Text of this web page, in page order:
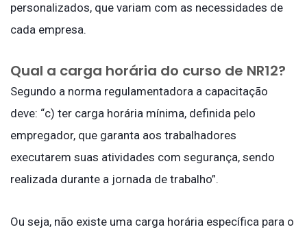
personalizados, que variam com as necessidades de
cada empresa.
Qual a carga horária do curso de NR12?
Segundo a norma regulamentadora a capacitação
deve: “c) ter carga horária mínima, definida pelo
empregador, que garanta aos trabalhadores
executarem suas atividades com segurança, sendo
realizada durante a jornada de trabalho”.
Ou seja, não existe uma carga horária específica para o